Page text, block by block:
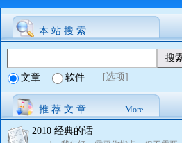
本 站 搜 索
文章 软件 [选项]
推 荐 文 章 More...
2010 经典的话